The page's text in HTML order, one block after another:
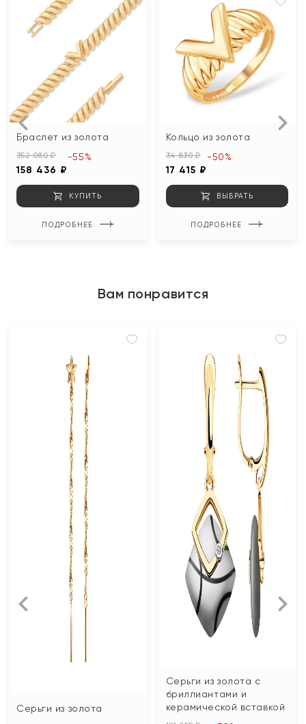
Браслет из золота
352 080 ₽
158 436 ₽
-55%
КУПИТЬ
ПОДРОБНЕЕ
Кольцо из золота
34 830 ₽
17 415 ₽
-50%
ВЫБРАТЬ
ПОДРОБНЕЕ
Вам понравится
Серьги из золота
Серьги из золота с
бриллиантами и
керамической вставкой